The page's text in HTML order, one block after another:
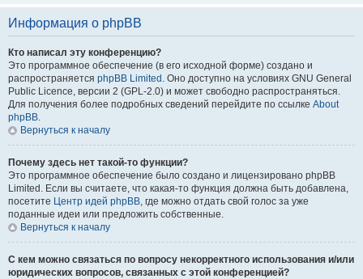
Информация о phpBB
Кто написал эту конференцию?
Это программное обеспечение (в его исходной форме) создано и
распространяется phpBB Limited . Оно доступно на условиях GNU General
Public Licence, версии 2 (GPL-2.0) и может свободно распространяться.
Для получения более подробных сведений перейдите по ссылке About
phpBB.
Вернуться к началу
Почему здесь нет такой-то функции?
Это программное обеспечение было создано и лицензировано phpBB
Limited. Если вы считаете, что какая-то функция должна быть добавлена,
посетите Центр идей phpBB, где можно отдать свой голос за уже
поданные идеи или предложить собственные.
Вернуться к началу
С кем можно связаться по вопросу некорректного использования и/или
юридических вопросов, связанных с этой конференцией?